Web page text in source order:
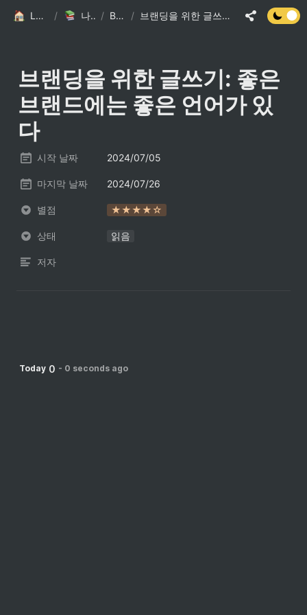
LSJ HOME / 나의 책장 / Books / 브랜딩을 위한 글쓰기: 좋은 브랜드에는 좋은 언어가 있다
브랜딩을 위한 글쓰기: 좋은
브랜드에는 좋은 언어가 있
다
시작 날짜 2024/07/05
마지막 날짜 2024/07/26
별점 ★★★★☆
상태 읽음
저자
Today 0 - 0 seconds ago